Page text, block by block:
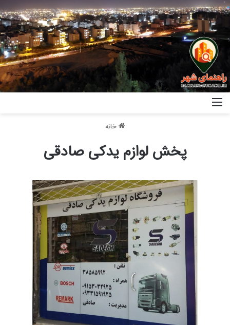
خانه
پخش لوازم یدکی صادقی